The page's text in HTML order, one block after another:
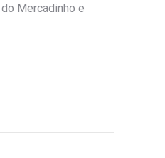
Mercadinho e